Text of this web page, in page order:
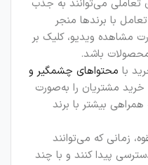
تعاملی می‌توانند به جذب
با برندها منجر
مشاهده ویدیو، کلیک بر
باشد.
با محتواهای چشمگیر و
خرید مشتریان را به‌صورت
بیشتر با برند
زمانی که می‌توانند
پیدا کنند و با چند